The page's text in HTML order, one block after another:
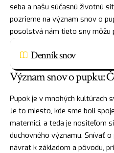
seba a našu súčasnú životnú
pozrieme na význam snov o
posolstvá nám tieto sny môžu
Denník snov
Význam snov o pupku:
Pupok je v mnohých kultúrach
Je to miesto, kde sme boli
maternici, a teda je nositeľom
duchovného významu. Snívať
návrat k základom a pôvodu,